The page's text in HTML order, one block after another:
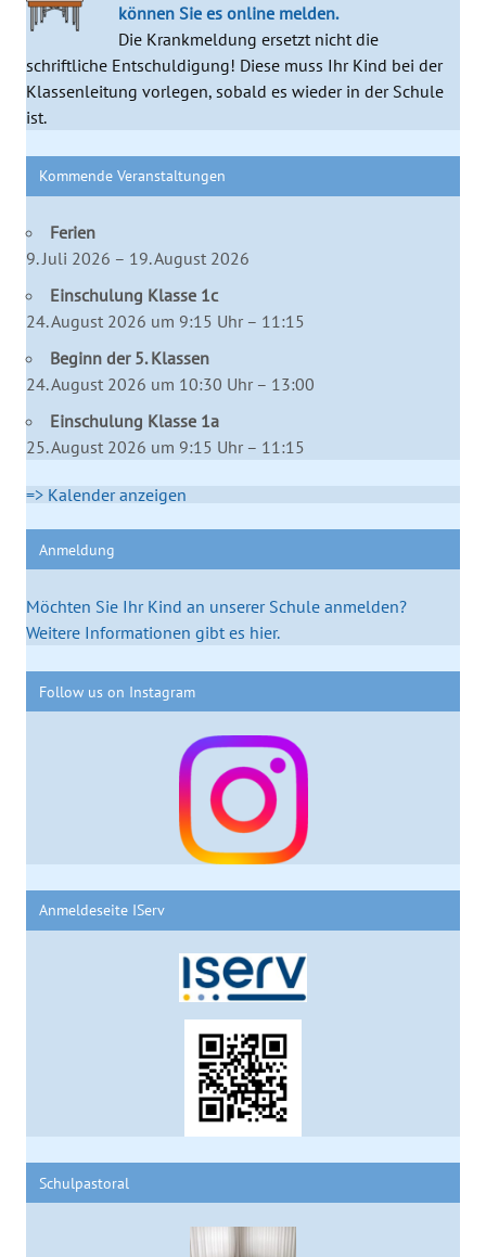
können Sie es online melden.
Die Krankmeldung ersetzt nicht die
schriftliche Entschuldigung! Diese muss Ihr Kind bei der
Klassenleitung vorlegen, sobald es wieder in der Schule
ist.
Kommende Veranstaltungen
Ferien
9. Juli 2026 – 19. August 2026
Einschulung Klasse 1c
24. August 2026 um 9:15 Uhr – 11:15
Beginn der 5. Klassen
24. August 2026 um 10:30 Uhr – 13:00
Einschulung Klasse 1a
25. August 2026 um 9:15 Uhr – 11:15
=> Kalender anzeigen
Anmeldung
Möchten Sie Ihr Kind an unserer Schule anmelden?
Weitere Informationen gibt es hier.
Follow us on Instagram
Anmeldeseite IServ
Schulpastoral